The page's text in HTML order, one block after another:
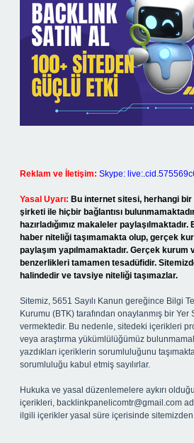
Reklam ve İletişim: Skype:
Yasal Uyarı: Bu internet sitesi, herhangi
şirketi ile hiçbir bağlantısı
hazırladığımız makaleler
haber niteliği taşımamakta olup, gerçek
paylaşım yapılmamaktadır. Gerçek kurum
benzerlikleri tamamen tesadüfidir.
halindedir ve tavsiye niteliği taşımazlar.
Sitemiz, 5651 Sayılı Kanun gereğince Bilgi
Kurumu (BTK) tarafından onaylanmış bir Yer
vermektedir. Bu nedenle, sitedeki içerikleri
veya araştırma yükümlülüğümüz
yazdıkları içeriklerin sorumluluğunu
sorumluluğu kabul etmiş sayılırlar.
Hukuka ve yasal düzenlemelere aykırı
içerikleri, backlinkpanelicomtr@gmail.com
ilgili içerikler yasal süre içerisinde sitemizden